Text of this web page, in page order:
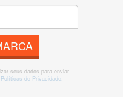
seus dados para enviar
Políticas de Privacidade.